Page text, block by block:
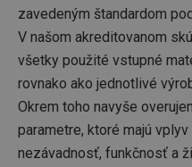
zavedeným štandardom
V našom akreditovanom
všetky použité vstupné
rovnako ako jednotlivé
Okrem toho navyše
parametre, ktoré majú
nezávadnosť, funkčnosť a